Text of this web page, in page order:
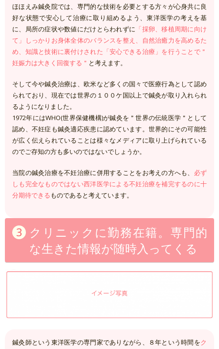
ほほえみ鍼灸院では、専門的な技術を必要とする方々が心身共に良
好な状態で安心して治療に取り組めるよう、東洋医学の考えを基
に、局所の症状や数値にだけとらわれずに 「採卵、移植周期に向け
て」しっかりお身体全体のバランスを整え、自然治癒力を高めるた
め、知識と技術に裏付けされた「安心できる治療」を行うことで＂
妊娠力は大きく回復する＂ と考えます。
そして今や鍼灸治療は、欧米など多くの国々で医療行為として認め
られており、現在では世界の１００ケ国以上で鍼灸が取り入れられ
るようになりました。
1972年にはWHO(世界保健機構)が鍼灸を＂世界の伝統医学＂として
認め、不妊症も鍼灸適応疾患に認めています。世界的にその可能性
が広く伝えられていることは様々なメディアに取り上げられている
のでご存知の方も多いのではないでしょうか。
当院の鍼灸治療を不妊治療に併用することをお考えの方へも、 必ず
しも完全なものではない西洋医学による不妊治療を補完するのに十
分期待できるものであると考えています。
クリニックに勤務在籍。専門的
な生きた情報が随時入ってくる
鍼灸師という東洋医学の専門家でありながら、８年という時間をク